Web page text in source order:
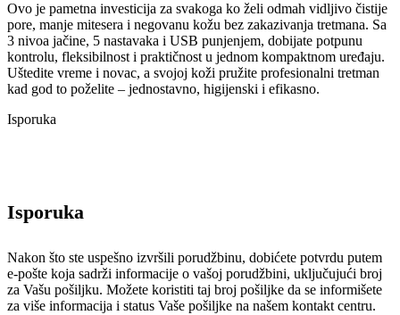
Ovo je pametna investicija za svakoga ko želi odmah vidljivo čistije
pore, manje mitesera i negovanu kožu bez zakazivanja tretmana. Sa
3 nivoa jačine, 5 nastavaka i USB punjenjem, dobijate potpunu
kontrolu, fleksibilnost i praktičnost u jednom kompaktnom uređaju.
Uštedite vreme i novac, a svojoj koži pružite profesionalni tretman
kad god to poželite – jednostavno, higijenski i efikasno.
Isporuka
Isporuka
Nakon što ste uspešno izvršili porudžbinu, dobićete potvrdu putem
e-pošte koja sadrži informacije o vašoj porudžbini, uključujući broj
za Vašu pošiljku. Možete koristiti taj broj pošiljke da se informišete
za više informacija i status Vaše pošiljke na našem kontakt centru.